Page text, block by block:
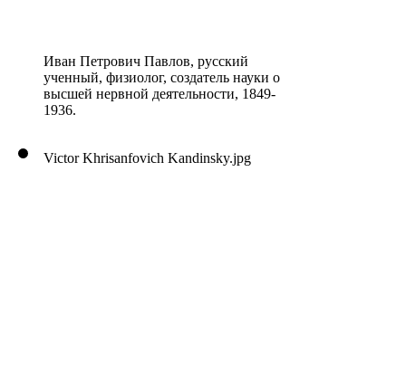
Иван Петрович Павлов, русский
ученный, физиолог, создатель науки о
высшей нервной деятельности, 1849-
1936.
Victor Khrisanfovich Kandinsky.jpg